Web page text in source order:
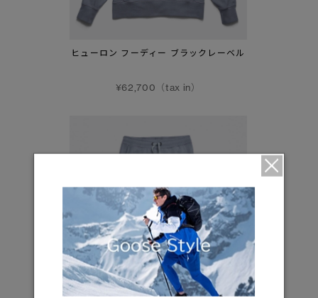
ヒューロン フーディー ブラックレーベル
¥62,700（tax in）